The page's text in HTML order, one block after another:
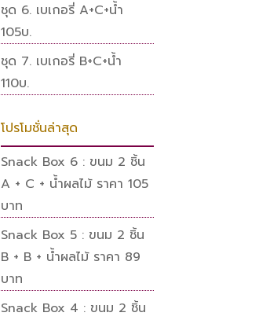
ชุด 6. เบเกอรี่ A+C+น้ำ
105บ.
ชุด 7. เบเกอรี่ B+C+น้ำ
110บ.
โปรโมชั่นล่าสุด
Snack Box 6 : ขนม 2 ชิ้น
A + C + น้ำผลไม้ ราคา 105
บาท
Snack Box 5 : ขนม 2 ชิ้น
B + B + น้ำผลไม้ ราคา 89
บาท
Snack Box 4 : ขนม 2 ชิ้น